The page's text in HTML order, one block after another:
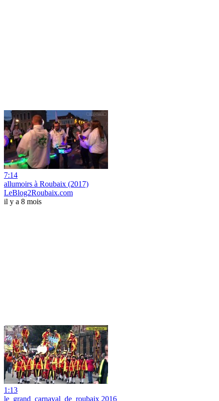
7:14
allumoirs à Roubaix (2017)
LeBlog2Roubaix.com
il y a 8 mois
1:13
le_grand_carnaval_de_roubaix 2016